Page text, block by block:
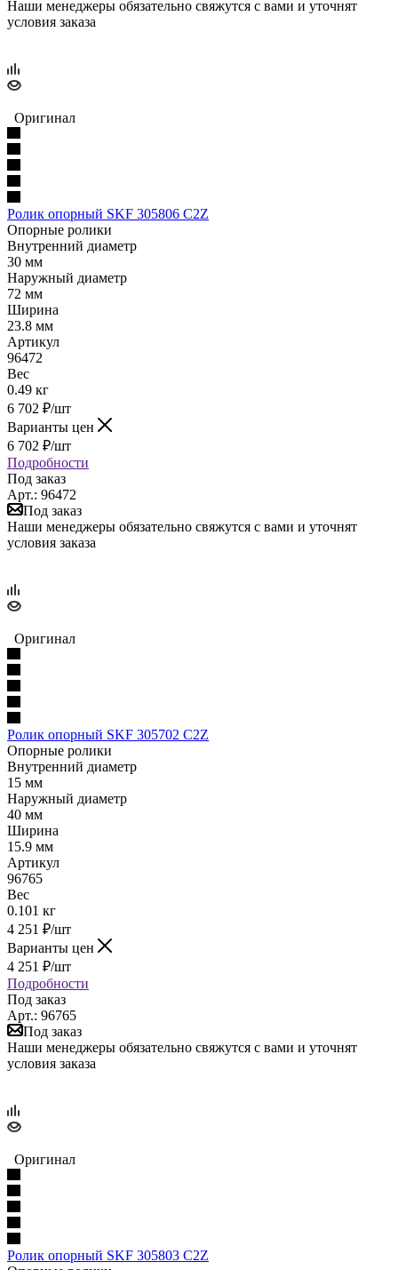
Наши менеджеры обязательно свяжутся с вами и уточнят
условия заказа
Оригинал
Ролик опорный SKF 305806 C2Z
Опорные ролики
Внутренний диаметр
30 мм
Наружный диаметр
72 мм
Ширина
23.8 мм
Артикул
96472
Вес
0.49 кг
6 702 ₽/шт
Варианты цен
6 702 ₽/шт
Подробности
Под заказ
Арт.: 96472
Под заказ
Наши менеджеры обязательно свяжутся с вами и уточнят
условия заказа
Оригинал
Ролик опорный SKF 305702 C2Z
Опорные ролики
Внутренний диаметр
15 мм
Наружный диаметр
40 мм
Ширина
15.9 мм
Артикул
96765
Вес
0.101 кг
4 251 ₽/шт
Варианты цен
4 251 ₽/шт
Подробности
Под заказ
Арт.: 96765
Под заказ
Наши менеджеры обязательно свяжутся с вами и уточнят
условия заказа
Оригинал
Ролик опорный SKF 305803 C2Z